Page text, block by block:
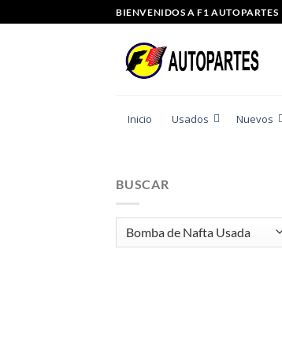
al
BIENVENIDOS A F1 AUTOPARTES
Inicio Usados Nuevos
BUSCAR